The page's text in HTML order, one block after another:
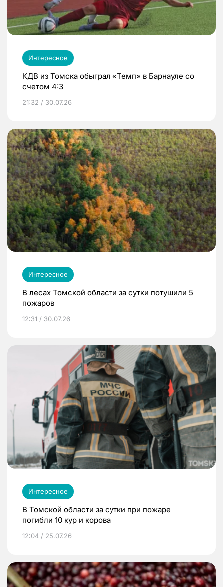
Интересное
КДВ из Томска обыграл «Темп» в Барнауле со
счетом 4:3
21:32 / 30.07.26
Интересное
В лесах Томской области за сутки потушили 5
пожаров
12:31 / 30.07.26
Интересное
В Томской области за сутки при пожаре
погибли 10 кур и корова
12:04 / 25.07.26